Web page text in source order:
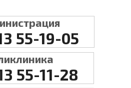
55-19-05
55-11-28